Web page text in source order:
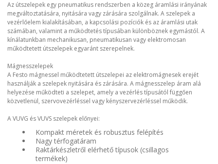
Az útszelepek egy pneumatikus rendszerben a közeg áramlási irányának
megváltoztatására, nyitására vagy zárására szolgálnak. A szelepek a
vezérlőelem kialakításában, a kapcsolási pozíciók és az áramlási utak
számában, valamint a működtetés típusában különböznek egymástól. A
kínálatunkban mechanikusan, pneumatikusan vagy elektromosan
működtetett útszelepek egyaránt szerepelnek.
Mágnesszelepek
A Festo mágnessel működtetett útszelepei az elektromágnesek erejét
használják a szelepek nyitására és zárására. A mágnesszelep áram alá
helyezése működteti a szelepet, amely a vezérlés típusától függően
közvetlenül, szervovezérléssel vagy kényszervezérléssel működik.
A VUVG és VUVS szelepek előnyei:
Kompakt méretek és robusztus felépítés
Nagy térfogatáram
Raktárkészletről elérhető típusok (csillagos
termékek)